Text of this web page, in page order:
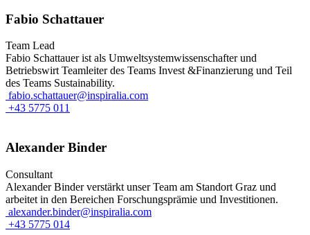
Fabio Schattauer
Team Lead
Fabio Schattauer ist als Umweltsystemwissenschafter und
Betriebswirt Teamleiter des Teams Invest &Finanzierung und Teil
des Teams Sustainability.
fabio.schattauer@inspiralia.com
+43 5775 011
Alexander Binder
Consultant
Alexander Binder verstärkt unser Team am Standort Graz und
arbeitet in den Bereichen Forschungsprämie und Investitionen.
alexander.binder@inspiralia.com
+43 5775 014